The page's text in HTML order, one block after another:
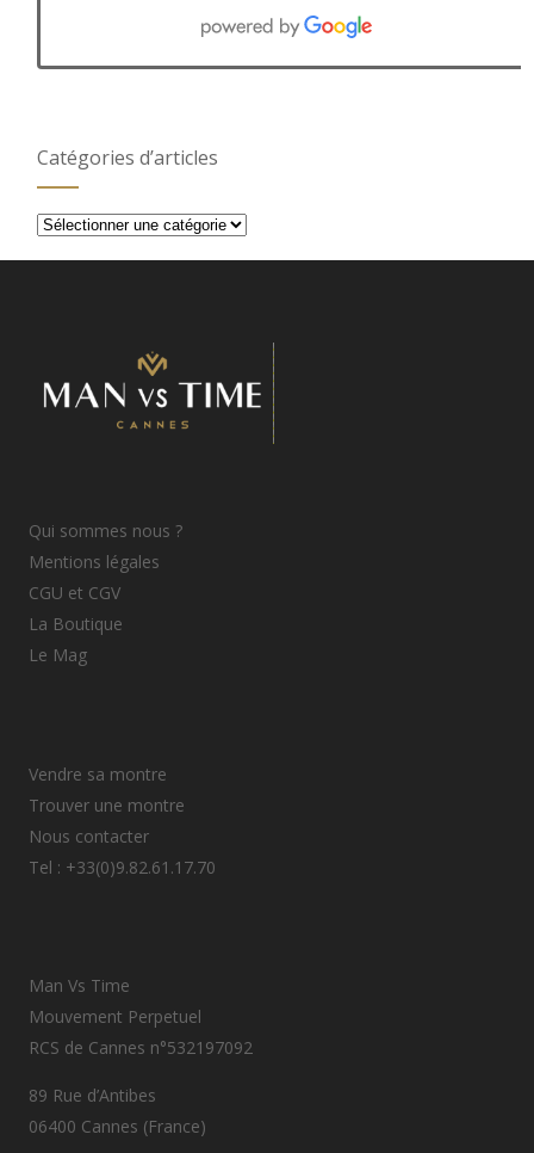
Catégories d’articles
Catégories
Qui sommes nous ?
Mentions légales
CGU et CGV
La Boutique
Le Mag
Vendre sa montre
Trouver une montre
Nous contacter
Tel : +33(0)9.82.61.17.70
Man Vs Time
Mouvement Perpetuel
RCS de Cannes n°532197092
89 Rue d’Antibes
06400 Cannes (France)